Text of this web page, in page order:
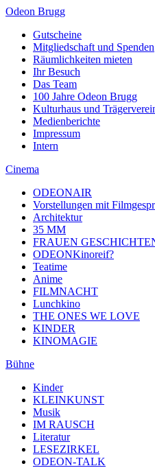
Odeon Brugg
Gutscheine
Mitgliedschaft und Spenden
Räumlichkeiten mieten
Ihr Besuch
Das Team
100 Jahre Odeon Brugg
Kulturhaus und
Medienberichte
Impressum
Intern
Cinema
ODEONAIR
Vorstellungen mit
Architektur
35 MM
FRAUEN
ODEONKinoreif?
Teatime
Anime
FILMNACHT
Lunchkino
THE ONES WE LOVE
KINDER
KINOMAGIE
Bühne
Kinder
KLEINKUNST
Musik
IM RAUSCH
Literatur
LESEZIRKEL
ODEON-TALK